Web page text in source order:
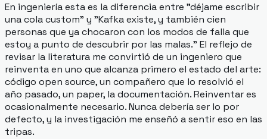
En ingeniería esta es la diferencia entre "déjame escribir
una cola custom" y "Kafka existe, y también cien
personas que ya chocaron con los modos de falla que
estoy a punto de descubrir por las malas." El reflejo de
revisar la literatura me convirtió de un ingeniero que
reinventa en uno que alcanza primero el estado del arte:
código open source, un compañero que lo resolvió el
año pasado, un paper, la documentación. Reinventar es
ocasionalmente necesario. Nunca debería ser lo por
defecto, y la investigación me enseñó a sentir eso en las
tripas.